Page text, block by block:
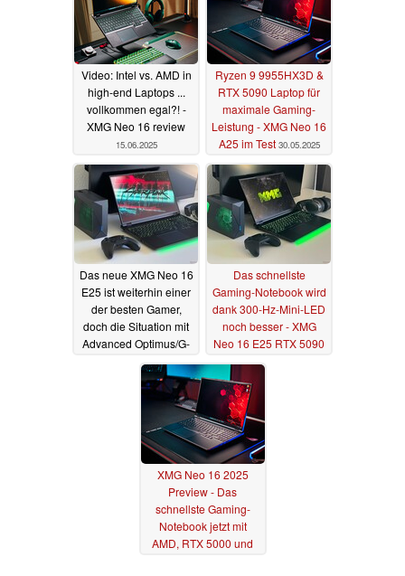
Video: Intel vs. AMD in
high-end Laptops ...
vollkommen egal?! -
XMG Neo 16 review
15.06.2025
Ryzen 9 9955HX3D &
RTX 5090 Laptop für
maximale Gaming-
Leistung - XMG Neo 16
A25 im Test 30.05.2025
Das neue XMG Neo 16
E25 ist weiterhin einer
der besten Gamer,
doch die Situation mit
Advanced Optimus/G-
19.05.2025
Das schnellste
Gaming-Notebook wird
dank 300-Hz-Mini-LED
noch besser - XMG
Neo 16 E25 RTX 5090
XMG Neo 16 2025
Preview - Das
schnellste Gaming-
Notebook jetzt mit
AMD, RTX 5000 und